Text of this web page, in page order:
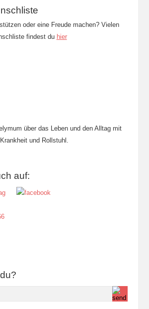
oder eine Freude machen? Vielen
findest du hier
über das Leben und den Alltag mit
und Rollstuhl.
auf: